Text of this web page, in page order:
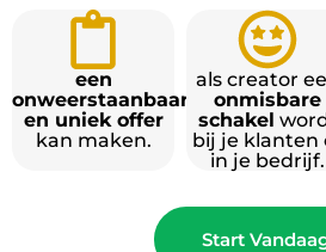
een
onweerstaanbaar
en uniek offer
kan maken.
als creator
onmisbare
schakel
bij je klanten
in je bedrijf.
Start